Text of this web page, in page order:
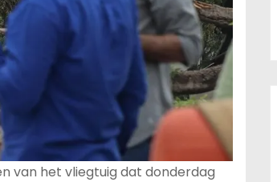
van het vliegtuig dat donderdag